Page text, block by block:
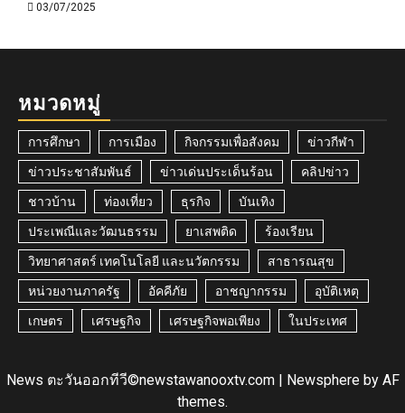
03/07/2025
หมวดหมู่
การศึกษา การเมือง กิจกรรมเพื่อสังคม ข่าวกีฬา
ข่าวประชาสัมพันธ์ ข่าวเด่นประเด็นร้อน คลิปข่าว
ชาวบ้าน ท่องเที่ยว ธุรกิจ บันเทิง
ประเพณีและวัฒนธรรม ยาเสพติด ร้องเรียน
วิทยาศาสตร์ เทคโนโลยี และนวัตกรรม สาธารณสุข
หน่วยงานภาครัฐ อัคคีภัย อาชญากรรม อุบัติเหตุ
เกษตร เศรษฐกิจ เศรษฐกิจพอเพียง ในประเทศ
News ตะวันออกทีวี©newstawanooxtv.com | Newsphereby AF
themes.